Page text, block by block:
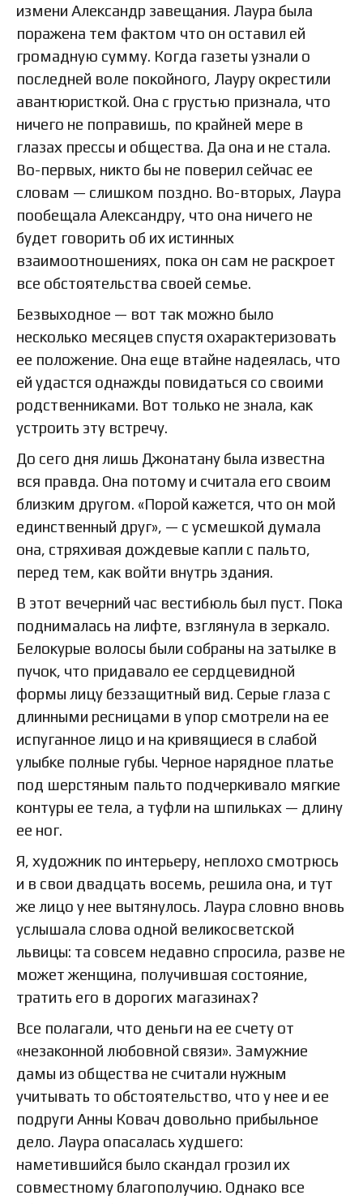
измени Александр завещания. Лаура была
поражена тем фактом что он оставил ей
громадную сумму. Когда газеты узнали о
последней воле покойного, Лауру окрестили
авантюристкой. Она с грустью признала, что
ничего не поправишь, по крайней мере в
глазах прессы и общества. Да она и не стала.
Во-первых, никто бы не поверил сейчас ее
словам — слишком поздно. Во-вторых, Лаура
пообещала Александру, что она ничего не
будет говорить об их истинных
взаимоотношениях, пока он сам не раскроет
все обстоятельства своей семье.
Безвыходное — вот так можно было
несколько месяцев спустя охарактеризовать
ее положение. Она еще втайне надеялась, что
ей удастся однажды повидаться со своими
родственниками. Вот только не знала, как
устроить эту встречу.
До сего дня лишь Джонатану была известна
вся правда. Она потому и считала его своим
близким другом. «Порой кажется, что он мой
единственный друг», — с усмешкой думала
она, стряхивая дождевые капли с пальто,
перед тем, как войти внутрь здания.
В этот вечерний час вестибюль был пуст. Пока
поднималась на лифте, взглянула в зеркало.
Белокурые волосы были собраны на затылке в
пучок, что придавало ее сердцевидной
формы лицу беззащитный вид. Серые глаза с
длинными ресницами в упор смотрели на ее
испуганное лицо и на кривящиеся в слабой
улыбке полные губы. Черное нарядное платье
под шерстяным пальто подчеркивало мягкие
контуры ее тела, а туфли на шпильках — длину
ее ног.
Я, художник по интерьеру, неплохо смотрюсь
и в свои двадцать восемь, решила она, и тут
же лицо у нее вытянулось. Лаура словно вновь
услышала слова одной великосветской
львицы: та совсем недавно спросила, разве не
может женщина, получившая состояние,
тратить его в дорогих магазинах?
Все полагали, что деньги на ее счету от
«незаконной любовной связи». Замужние
дамы из общества не считали нужным
учитывать то обстоятельство, что у нее и ее
подруги Анны Ковач довольно прибыльное
дело. Лаура опасалась худшего:
наметившийся было скандал грозил их
совместному благополучию. Однако все